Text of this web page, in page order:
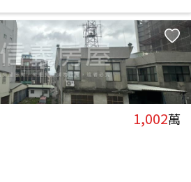
1,002萬